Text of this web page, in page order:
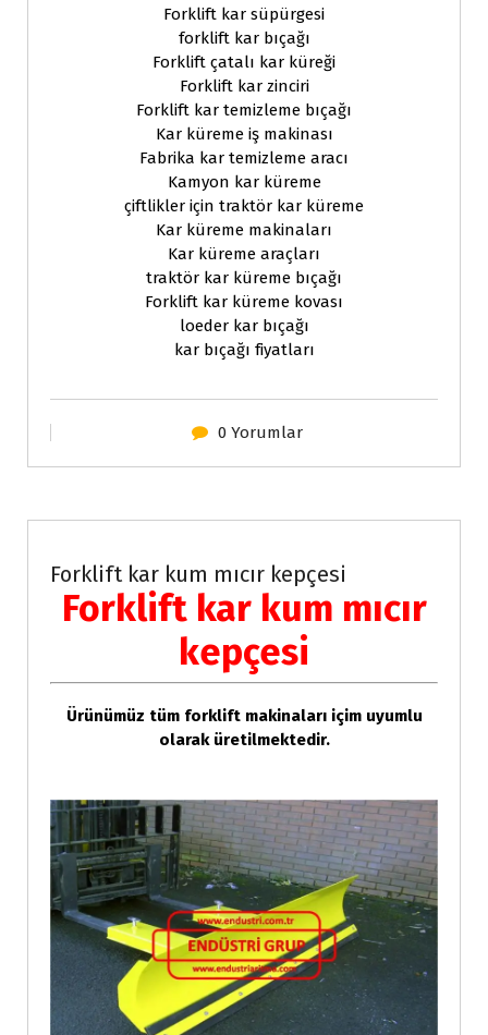
Forklift kar süpürgesi
forklift kar bıçağı
Forklift çatalı kar küreği
Forklift kar zinciri
Forklift kar temizleme bıçağı
Kar küreme iş makinası
Fabrika kar temizleme aracı
Kamyon kar küreme
çiftlikler için traktör kar küreme
Kar küreme makinaları
Kar küreme araçları
traktör kar küreme bıçağı
Forklift kar küreme kovası
loeder kar bıçağı
kar bıçağı fiyatları
0 Yorumlar
Forklift kar kum mıcır kepçesi
Forklift kar kum mıcır
kepçesi
Ürünümüz tüm forklift makinaları içim uyumlu
olarak üretilmektedir.